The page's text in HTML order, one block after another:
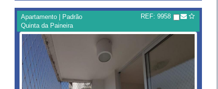
Apartamento | Padrão
Quinta da Paineira
REF: 9958